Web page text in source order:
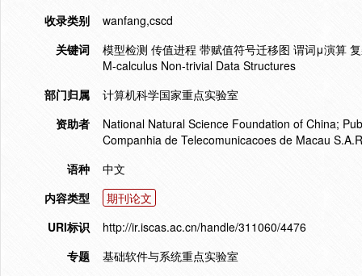
收录类别
wanfang,cscd
关键词
模型检测 传值进程 带赋值符号迁移图 谓词μ演算
Μ-calculus Non-trivial Data Structures
部门归属
计算机科学国家重点实验室
资助者
National Natural Science Foundation of China;
Companhia de Telecomunicacoes de Macau
语种
中文
内容类型
期刊论文
URI标识
http://ir.iscas.ac.cn/handle/311060/4476
专题
基础软件与系统重点实验室